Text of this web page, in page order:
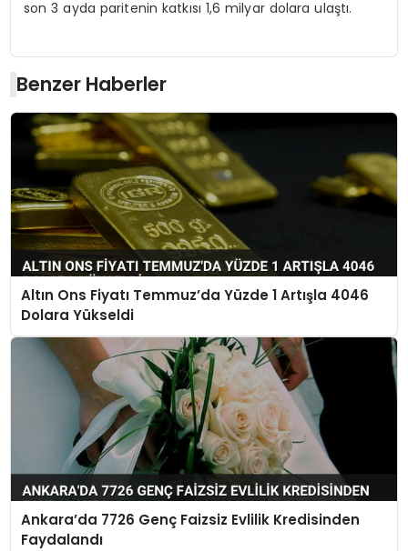
son 3 ayda paritenin katkısı 1,6 milyar dolara ulaştı.
Benzer Haberler
Altın Ons Fiyatı Temmuz’da Yüzde 1 Artışla 4046
Dolara Yükseldi
Ankara’da 7726 Genç Faizsiz Evlilik Kredisinden
Faydalandı